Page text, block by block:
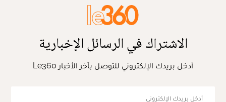
الاشتراك في الرسائل الإخبارية
أدخل بريدك الإلكتروني للتوصل بآخر الأخبار Le360